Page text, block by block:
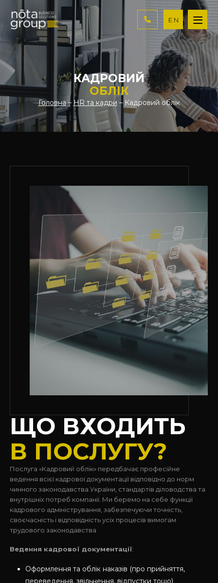
EN
КАДРОВИЙ
ОБЛІК
Головна– HR та кадри – Кадровий облік
ЩО ВХОДИТЬ
В ПОСЛУГУ?
Послуга «Кадровий облік» передбачає професійне
ведення всієї кадрової документації відповідно до норм
чинного законодавства України, стандартів діловодства та
внутрішніх потреб компанії. Ми беремо на себе функції
кадрового адміністрування, забезпечуючи точність,
своєчасність і відповідність усіх процесів вимогам
трудового законодавства
Ведення кадрової документації:
Оформлення та облік наказів (про прийняття,